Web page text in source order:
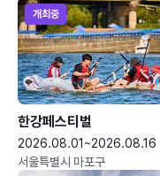
개최중
한강페스티벌
2026.08.01~2026.08.16
서울특별시 마포구